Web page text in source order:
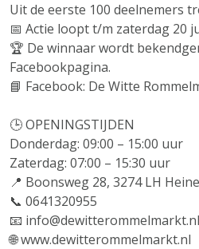
Uit de eerste 100 deelnemers
📅 Actie loopt t/m zaterdag 20
🏆 De winnaar wordt
Facebookpagina.
📘 Facebook: De Witte
🕒 OPENINGSTIJDEN
Donderdag: 09:00 – 15:00 uur
Zaterdag: 07:00 – 15:30 uur
📍 Boonsweg 28, 3274 LH
📞 0641320955
📧 info@dewitterommelmarkt.nl
🌐 www.dewitterommelmarkt.nl⁠